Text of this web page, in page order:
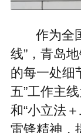
作为全
线”，青岛
的每一处细
五”工作主
和“小立法
雷锋精神，